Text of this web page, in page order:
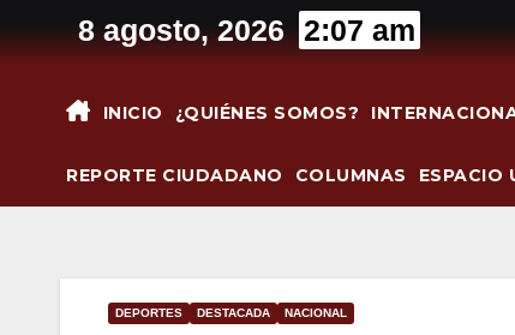
al
8 agosto, 2026 2:07 am
INICIO ¿QUIÉNES SOMOS?
REPORTE CIUDADANO COLUMNAS ESPACIO
DEPORTES DESTACADA NACIONAL